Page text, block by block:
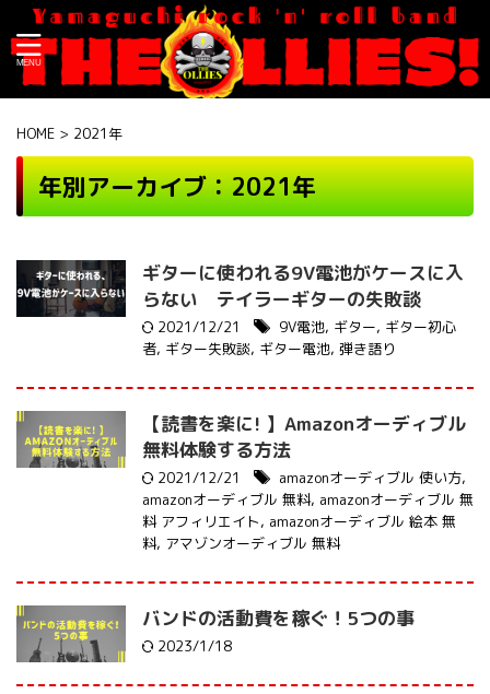
HOME > 2021年
年別アーカイブ：2021年
ギターに使われる9V電池がケースに入
らない テイラーギターの失敗談
2021/12/21 9V電池, ギター, ギター初心
者, ギター失敗談, ギター電池, 弾き語り
【読書を楽に! 】Amazonオーディブル
無料体験する方法
2021/12/21 amazonオーディブル 使い方,
amazonオーディブル 無料, amazonオーディブル 無
料 アフィリエイト, amazonオーディブル 絵本 無
料, アマゾンオーディブル 無料
バンドの活動費を稼ぐ！5つの事
2023/1/18